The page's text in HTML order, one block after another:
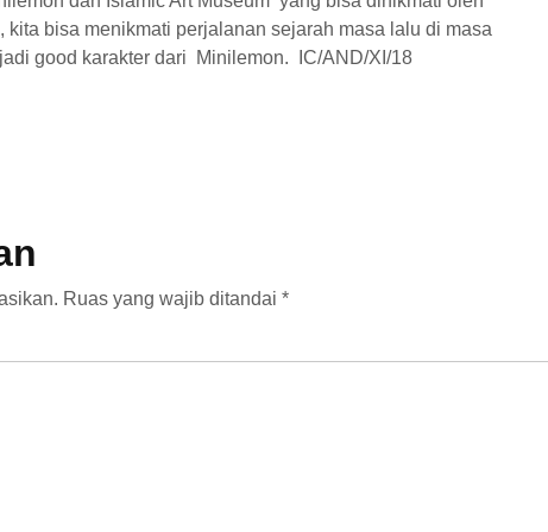
bisa menikmati perjalanan sejarah masa lalu di masa
good karakter dari Minilemon. IC/AND/XI/18
Ruas yang wajib ditandai *